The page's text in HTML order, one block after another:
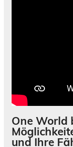
One World
und Ihre